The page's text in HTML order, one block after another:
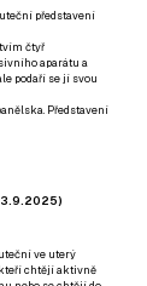
představení
čtyř
aparátu a
podaří se jí svou
Představení
ve uterý
kteří chtějí aktivně